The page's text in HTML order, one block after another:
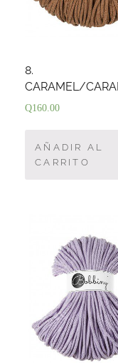
8.
CARAMEL/
Q160.00
AÑADIR AL
CARRITO